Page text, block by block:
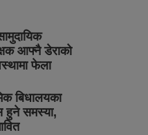
आफ्नै डेराको
फेला
बिधालयका
हुने समस्या,